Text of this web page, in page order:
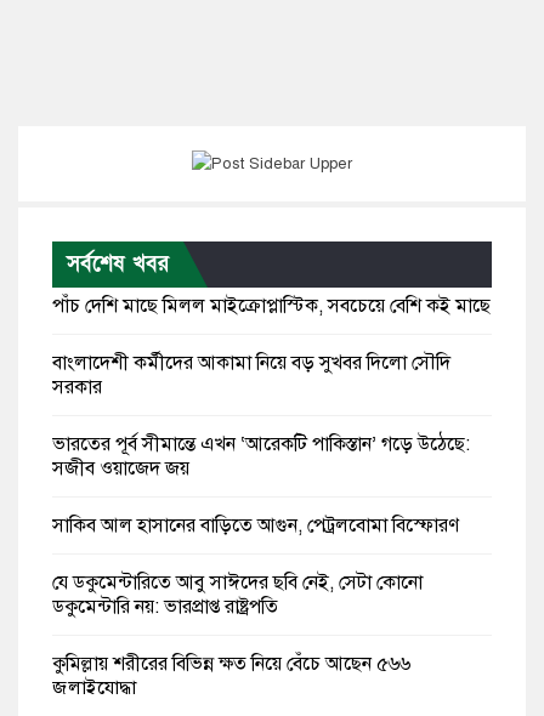
সর্বশেষ খবর
পাঁচ দেশি মাছে মিলল মাইক্রোপ্লাস্টিক, সবচেয়ে বেশি কই মাছে
বাংলাদেশী কর্মীদের আকামা নিয়ে বড় সুখবর দিলো সৌদি
সরকার
ভারতের পূর্ব সীমান্তে এখন ‘আরেকটি পাকিস্তান’ গড়ে উঠেছে:
সজীব ওয়াজেদ জয়
সাকিব আল হাসানের বাড়িতে আগুন, পেট্রলবোমা বিস্ফোরণ
যে ডকুমেন্টারিতে আবু সাঈদের ছবি নেই, সেটা কোনো
ডকুমেন্টারি নয়: ভারপ্রাপ্ত রাষ্ট্রপতি
কুমিল্লায় শরীরের বিভিন্ন ক্ষত নিয়ে বেঁচে আছেন ৫৬৬
জুলাইযোদ্ধা